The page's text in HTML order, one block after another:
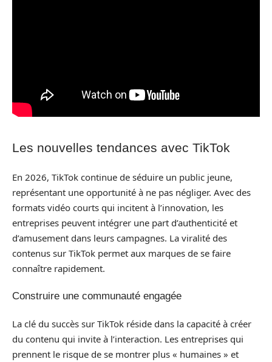
Les nouvelles tendances avec TikTok
En 2026, TikTok continue de séduire un public jeune,
représentant une opportunité à ne pas négliger. Avec des
formats vidéo courts qui incitent à l’innovation, les
entreprises peuvent intégrer une part d’authenticité et
d’amusement dans leurs campagnes. La viralité des
contenus sur TikTok permet aux marques de se faire
connaître rapidement.
Construire une communauté engagée
La clé du succès sur TikTok réside dans la capacité à créer
du contenu qui invite à l’interaction. Les entreprises qui
prennent le risque de se montrer plus « humaines » et